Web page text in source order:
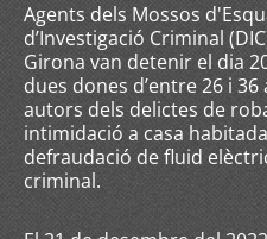
Agents dels Mossos
d’Investigació Criminal
Girona van detenir el dia
dues dones d’entre 26 i
autors dels delictes de
intimidació a casa
defraudació de fluid
criminal.